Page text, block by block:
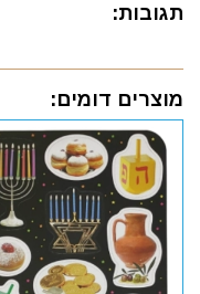
תגובות:
מוצרים דומים: